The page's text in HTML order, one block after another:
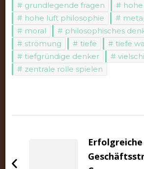
grundlegende fragen
hohe luft philosophie
moral
philosophisches
strömung
tiefe
tiefe
tiefgründige denker
zentrale rolle spielen
Erfolgreiche